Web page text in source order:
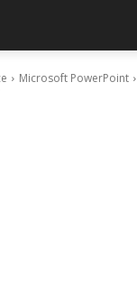
Microsoft PowerPoint